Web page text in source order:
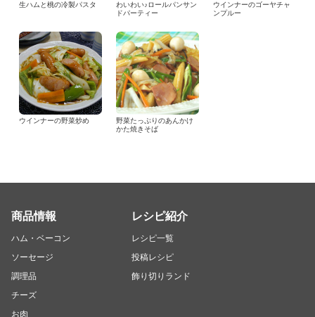
生ハムと桃の冷製パスタ
わいわい♪ロールパンサン
ドパーティー
ウインナーのゴーヤチャ
ンプルー
ウインナーの野菜炒め
野菜たっぷりのあんかけ
かた焼きそば
商品情報
ハム・ベーコン
ソーセージ
調理品
チーズ
お肉
レシピ紹介
レシピ一覧
投稿レシピ
飾り切りランド